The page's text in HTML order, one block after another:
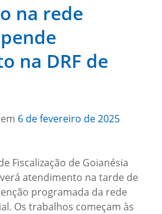
na rede
na DRF de
6 de fevereiro de 2025
Fiscalização de Goianésia
atendimento na tarde de
programada da rede
Os trabalhos começam às